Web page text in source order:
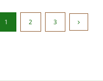
1 2 3